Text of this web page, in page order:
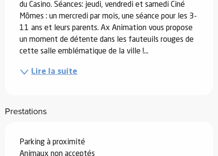
du Casino. Séances: jeudi, vendredi et samedi Ciné
Mômes : un mercredi par mois, une séance pour les 3-
11 ans et leurs parents. Ax Animation vous propose
un moment de détente dans les fauteuils rouges de
cette salle emblématique de la ville !...
Lire la suite
Prestations
Parking à proximité
Animaux non acceptés